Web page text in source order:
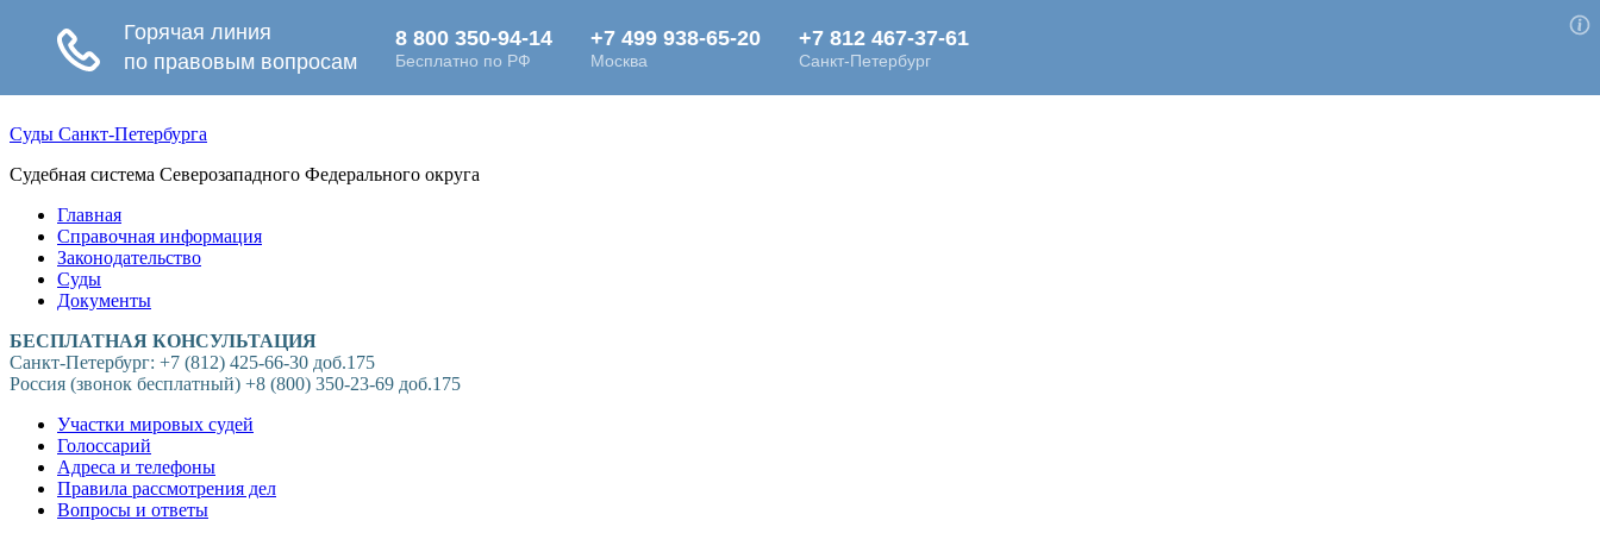
Суды Санкт-Петербурга
Судебная система Северозападного Федерального округа
Главная
Справочная информация
Законодательство
Суды
Документы
БЕСПЛАТНАЯ КОНСУЛЬТАЦИЯ
Санкт-Петербург: +7 (812) 425-66-30 доб.175
Россия (звонок бесплатный) +8 (800) 350-23-69 доб.175
Участки мировых судей
Голоссарий
Адреса и телефоны
Правила рассмотрения дел
Вопросы и ответы